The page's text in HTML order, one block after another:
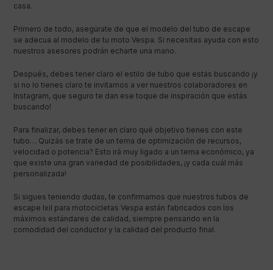
casa.
Primero de todo, asegúrate de que el modelo del tubo de escape
se adecua al modelo de tu moto Vespa. Si necesitas ayuda con esto
nuestros asesores podrán echarte una mano.
Después, debes tener claro el estilo de tubo que estás buscando ¡y
si no lo tienes claro te invitamos a ver nuestros colaboradores en
Instagram, que seguro te dan ese toque de inspiración que estás
buscando!
Para finalizar, debes tener en claro qué objetivo tienes con este
tubo… Quizás se trate de un tema de optimización de recursos,
velocidad o potencia? Esto irá muy ligado a un tema económico, ya
que existe una gran variedad de posibilidades, ¡y cada cuál más
personalizada!
Si sigues teniendo dudas, te confirmamos que nuestros tubos de
escape Ixil para motocicletas Vespa están fabricados con los
máximos estándares de calidad, siempre pensando en la
comodidad del conductor y la calidad del producto final.